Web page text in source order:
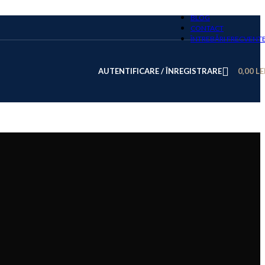
BLOG
CONTACT
ÎNTREBĂRI
AUTENTIFICARE / ÎNREGISTRARE 0,00